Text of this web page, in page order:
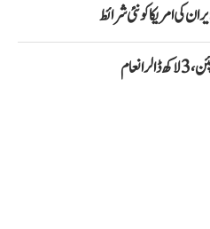
کی امریکا کو نئی شرائط